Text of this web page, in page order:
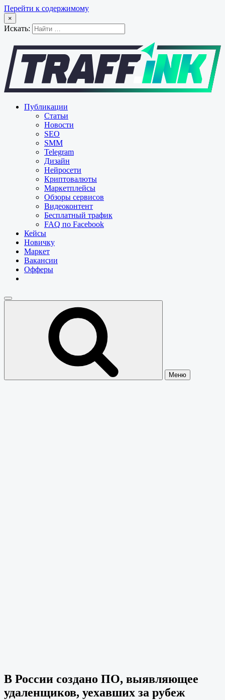
Перейти к содержимому
×
Искать:
Публикации
Статьи
Новости
SEO
SMM
Telegram
Дизайн
Нейросети
Криптовалюты
Маркетплейсы
Обзоры сервисов
Видеоконтент
Бесплатный трафик
FAQ по Facebook
Кейсы
Новичку
Маркет
Вакансии
Офферы
Меню
В России создано ПО, выявляющее
удаленщиков, уехавших за рубеж